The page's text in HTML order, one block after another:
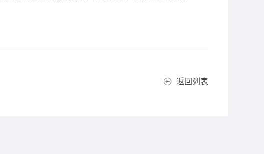
返回列表